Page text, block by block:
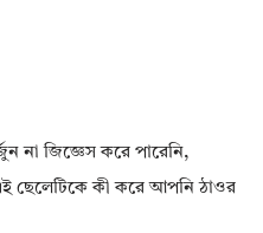
না জিজ্ঞেস করে পারেনি,
ছেলেটিকে কী করে আপনি ঠাওর